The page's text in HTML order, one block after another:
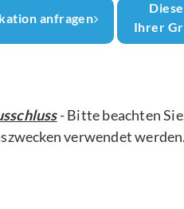
anfragen
Ihrer
- Bitte beachten
verwendet werden.